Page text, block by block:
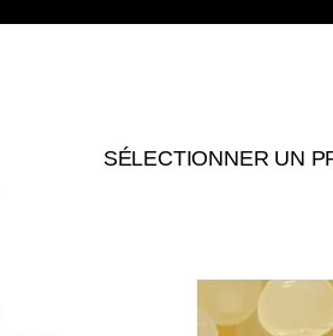
SÉLECTIONNER UN